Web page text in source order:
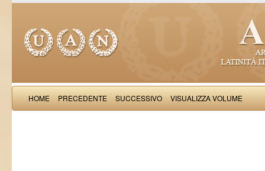
HOME PRECEDENTE SUCCESSIVO VISUALIZZA VOLUME